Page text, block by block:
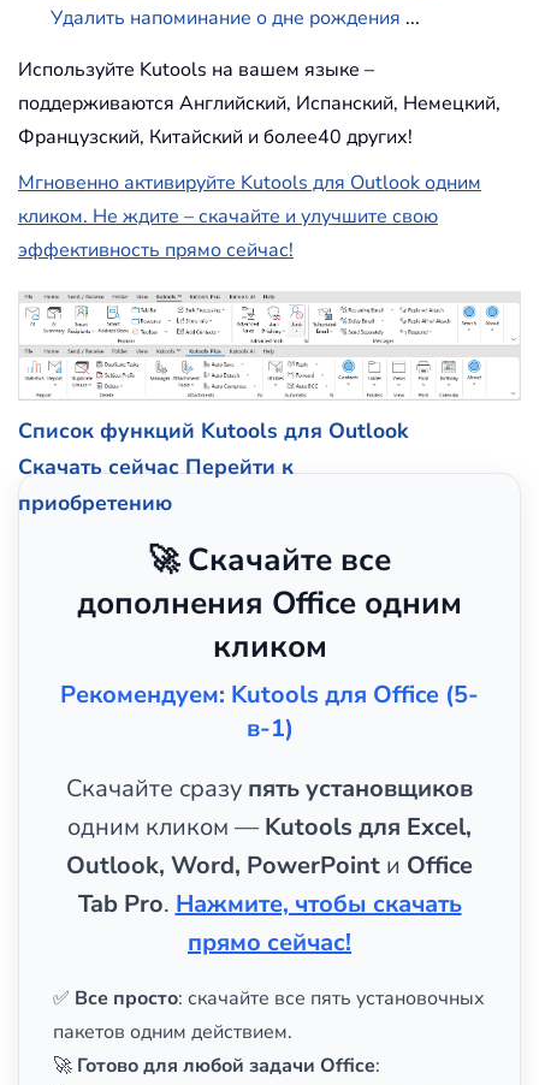
Удалить напоминание о дне рождения ...
Используйте Kutools на вашем языке –
поддерживаются Английский, Испанский, Немецкий,
Французский, Китайский и более40 других!
Мгновенно активируйте Kutools для Outlook одним
кликом. Не ждите – скачайте и улучшите свою
эффективность прямо сейчас!
Список функций Kutools для Outlook
Скачать сейчас Перейти к
приобретению
🚀 Скачайте все
дополнения Office одним
кликом
Рекомендуем: Kutools для Office (5-
в-1)
Скачайте сразу пять установщиков
одним кликом — Kutools для Excel,
Outlook, Word, PowerPoint и Office
Tab Pro. Нажмите, чтобы скачать
прямо сейчас!
✅ Все просто: скачайте все пять установочных
пакетов одним действием.
🚀 Готово для любой задачи Office: